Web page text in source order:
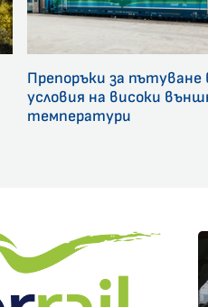
Препоръки за пътуване
условия на високи
температури